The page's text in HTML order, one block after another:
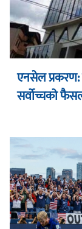
एनसेल प्रकरण:
सर्वोच्चको